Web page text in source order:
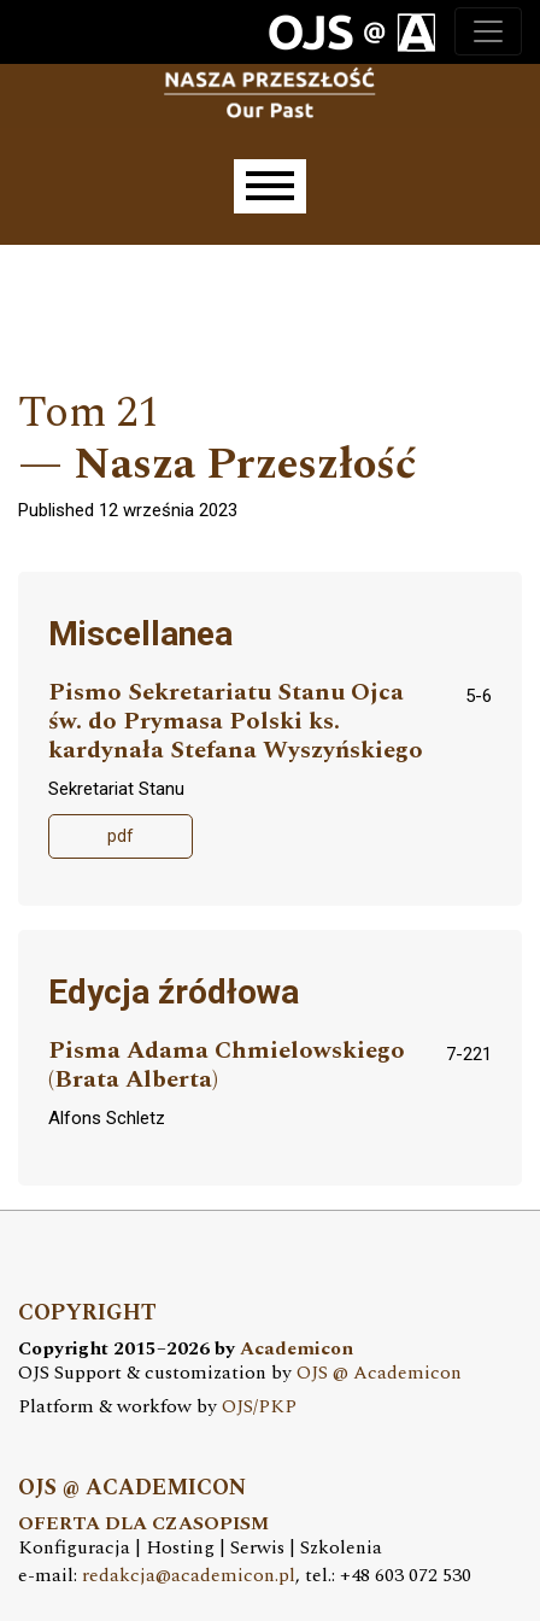
Tom 21
Nasza Przeszłość
Published 12 września 2023
Miscellanea
Pismo Sekretariatu Stanu Ojca
św. do Prymasa Polski ks.
kardynała Stefana Wyszyńskiego
5-6
Sekretariat Stanu
pdf
Edycja źródłowa
Pisma Adama Chmielowskiego
(Brata Alberta)
7-221
Alfons Schletz
COPYRIGHT
Copyright 2015–2026 byAcademicon
OJS Support & customization byOJS @ Academicon
Platform & workfow byOJS/PKP
OJS @ ACADEMICON
OFERTA DLA CZASOPISM
Konfiguracja | Hosting | Serwis | Szkolenia
e-mail: redakcja@academicon.pl, tel.: +48 603 072 530